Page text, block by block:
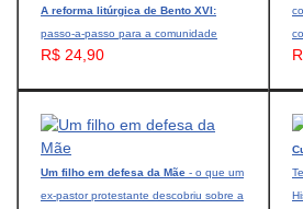
A reforma litúrgica de Bento XVI:
passo-a-passo para a comunidade
R$ 24,90
Um filho em defesa da Mãe - o que um
ex-pastor protestante descobriu sobre a